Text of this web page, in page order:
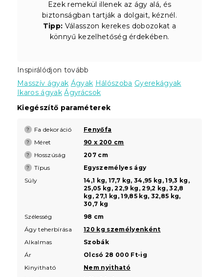
Ezek remekül illenek az ágy alá, és
biztonságban tartják a dolgait, kéznél.
Tipp: Válasszon kerekes dobozokat a
könnyű kezelhetőség érdekében.
Inspirálódjon tovább
Masszív ágyak Ágyak Hálószoba Gyerekágyak
Ikaros ágyak Ágyrácsok
Kiegészítő paraméterek
? Fa dekoráció Fenyőfa
? Méret 90 x 200 cm
? Hosszúság 207 cm
? Típus
Egyszemélyes ágy
Súly
14,1 kg, 17,7 kg, 34,95 kg, 19,3 kg,
25,05 kg, 22,9 kg, 29,2 kg, 32,8
kg, 27,1 kg, 19,85 kg, 32,85 kg,
30,7 kg
Szélesség
98 cm
Ágy teherbírása
120 kg személyenként
Alkalmas
Szobák
Ár
Olcsó 28 000 Ft-ig
Kinyitható
Nem nyitható